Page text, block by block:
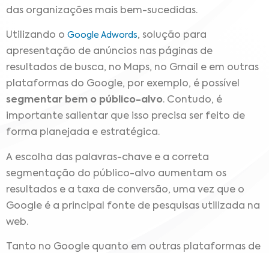
das organizações mais bem-sucedidas.
Utilizando o Google Adwords, solução para
apresentação de anúncios nas páginas de
resultados de busca, no Maps, no Gmail e em outras
plataformas do Google, por exemplo, é possível
segmentar bem o público-alvo. Contudo, é
importante salientar que isso precisa ser feito de
forma planejada e estratégica.
A escolha das palavras-chave e a correta
segmentação do público-alvo aumentam os
resultados e a taxa de conversão, uma vez que o
Google é a principal fonte de pesquisas utilizada na
web.
Tanto no Google quanto em outras plataformas de